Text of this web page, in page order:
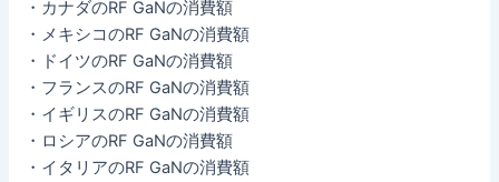
・カナダのRF GaNの消費額
・メキシコのRF GaNの消費額
・ドイツのRF GaNの消費額
・フランスのRF GaNの消費額
・イギリスのRF GaNの消費額
・ロシアのRF GaNの消費額
・イタリアのRF GaNの消費額